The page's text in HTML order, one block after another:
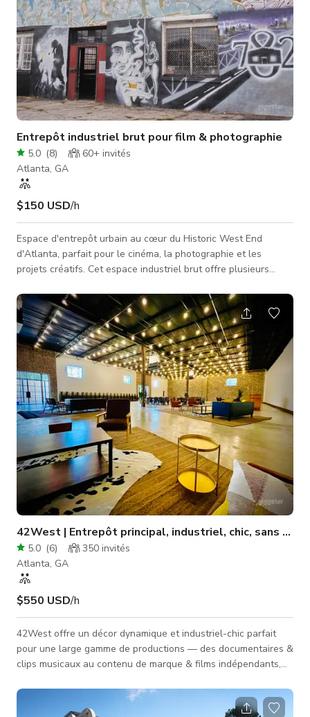
Entrepôt industriel brut pour film & photographie
5.0 (8) 60+ invités
Atlanta, GA
$150 USD/h
Espace d'entrepôt urbain au cœur du Historic West End
d'Atlanta, parfait pour le cinéma, la photographie et les
projets créatifs. Cet espace industriel brut offre plusieurs
un décor polyvalent pour toutes sortes de productions. Avec
un plan d'étage ouvert et une disposition flexible, Warehouse
782 permet une liberté créative totale. Tarifs : 150 $/heure +
75 $ de frais de nettoyage | minimum 4 heures Idéalement
situé à q
42West | Entrepôt principal, industriel, chic, sans
5.0 (6) 350 invités
Atlanta, GA
$550 USD/h
42West offre un décor dynamique et industriel-chic parfait
pour une large gamme de productions — des documentaires &
clips musicaux au contenu de marque & films indépendants,
? ✔️ Caractère unique : Briques apparentes, sols en béton poli,
hauts plafonds et grandes fenêtres offrant lumière naturelle